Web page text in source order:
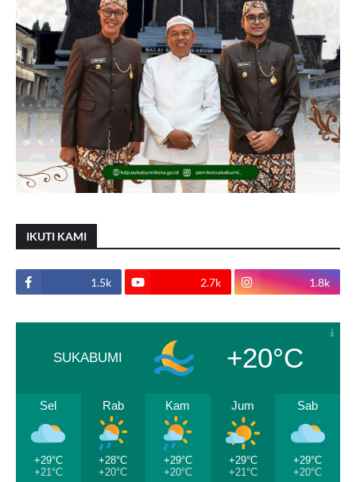
IKUTI KAMI
1.5k 2.7k 1.8k
SUKABUMI +20°C
Sel
+29°C
+21°C
Rab
+28°C
+20°C
Kam
+29°C
+20°C
Jum
+29°C
+21°C
Sab
+29°C
+20°C